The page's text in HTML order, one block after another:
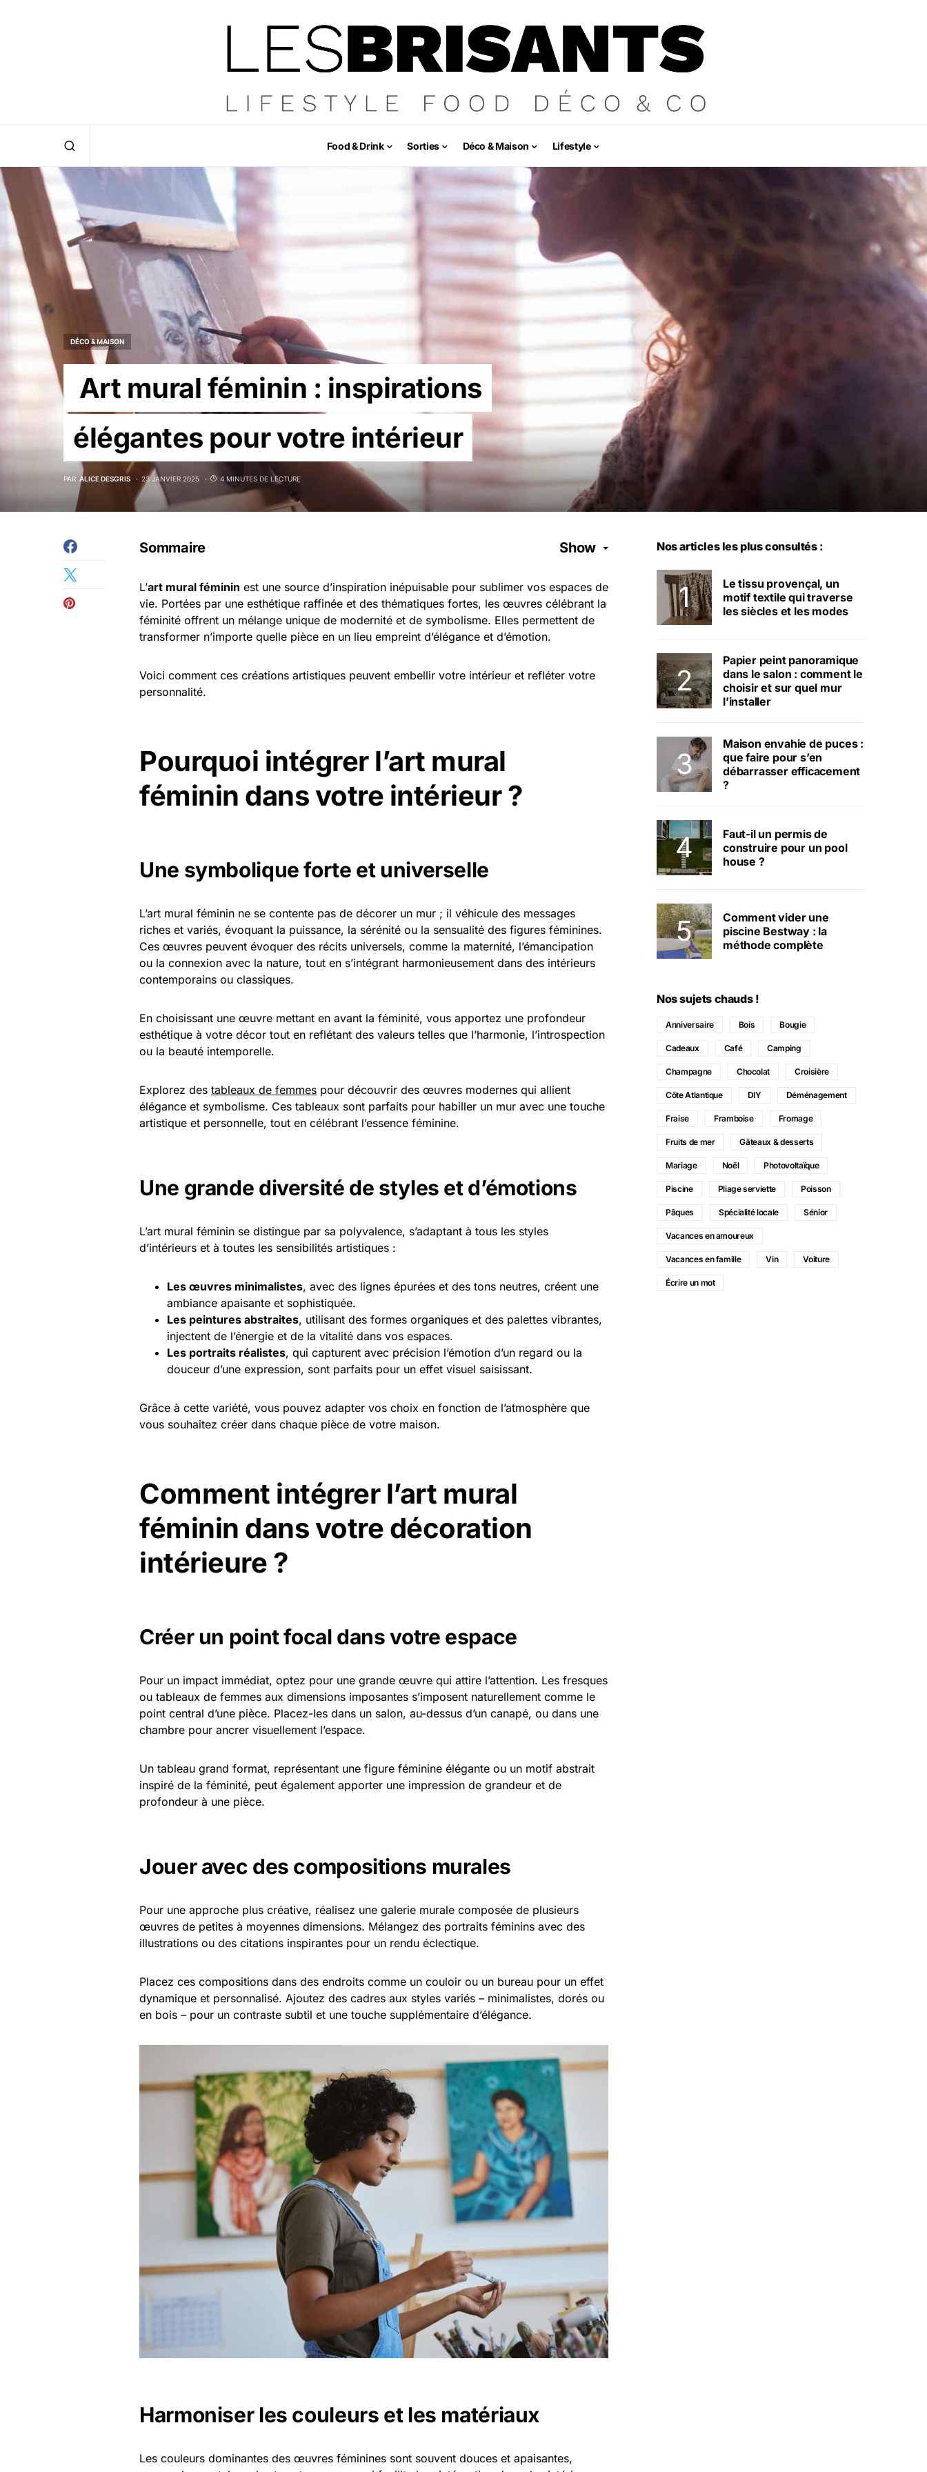
Food & Drink Sorties Déco & Maison Lifestyle
DÉCO & MAISON
Art mural féminin : inspirations
élégantes pour votre intérieur
PAR ALICE DESGRIS 23 JANVIER 2025 4 MINUTES DE LECTURE
Sommaire Show
L’art mural féminin est une source d’inspiration inépuisable pour sublimer vos espaces de
vie. Portées par une esthétique raffinée et des thématiques fortes, les œuvres célébrant la
féminité offrent un mélange unique de modernité et de symbolisme. Elles permettent de
transformer n’importe quelle pièce en un lieu empreint d’élégance et d’émotion.
Voici comment ces créations artistiques peuvent embellir votre intérieur et refléter votre
personnalité.
Pourquoi intégrer l’art mural
féminin dans votre intérieur ?
Une symbolique forte et universelle
L’art mural féminin ne se contente pas de décorer un mur ; il véhicule des messages
riches et variés, évoquant la puissance, la sérénité ou la sensualité des figures féminines.
Ces œuvres peuvent évoquer des récits universels, comme la maternité, l’émancipation
ou la connexion avec la nature, tout en s’intégrant harmonieusement dans des intérieurs
contemporains ou classiques.
En choisissant une œuvre mettant en avant la féminité, vous apportez une profondeur
esthétique à votre décor tout en reflétant des valeurs telles que l’harmonie, l’introspection
ou la beauté intemporelle.
Explorez des tableaux de femmes pour découvrir des œuvres modernes qui allient
élégance et symbolisme. Ces tableaux sont parfaits pour habiller un mur avec une touche
artistique et personnelle, tout en célébrant l’essence féminine.
Une grande diversité de styles et d’émotions
L’art mural féminin se distingue par sa polyvalence, s’adaptant à tous les styles
d’intérieurs et à toutes les sensibilités artistiques :
Les œuvres minimalistes, avec des lignes épurées et des tons neutres, créent une
ambiance apaisante et sophistiquée.
Les peintures abstraites, utilisant des formes organiques et des palettes vibrantes,
injectent de l’énergie et de la vitalité dans vos espaces.
Les portraits réalistes, qui capturent avec précision l’émotion d’un regard ou la
douceur d’une expression, sont parfaits pour un effet visuel saisissant.
Grâce à cette variété, vous pouvez adapter vos choix en fonction de l’atmosphère que
vous souhaitez créer dans chaque pièce de votre maison.
Comment intégrer l’art mural
féminin dans votre décoration
intérieure ?
Créer un point focal dans votre espace
Pour un impact immédiat, optez pour une grande œuvre qui attire l’attention. Les fresques
ou tableaux de femmes aux dimensions imposantes s’imposent naturellement comme le
point central d’une pièce. Placez-les dans un salon, au-dessus d’un canapé, ou dans une
chambre pour ancrer visuellement l’espace.
Un tableau grand format, représentant une figure féminine élégante ou un motif abstrait
inspiré de la féminité, peut également apporter une impression de grandeur et de
profondeur à une pièce.
Jouer avec des compositions murales
Pour une approche plus créative, réalisez une galerie murale composée de plusieurs
œuvres de petites à moyennes dimensions. Mélangez des portraits féminins avec des
illustrations ou des citations inspirantes pour un rendu éclectique.
Placez ces compositions dans des endroits comme un couloir ou un bureau pour un effet
dynamique et personnalisé. Ajoutez des cadres aux styles variés – minimalistes, dorés ou
en bois – pour un contraste subtil et une touche supplémentaire d’élégance.
Harmoniser les couleurs et les matériaux
Les couleurs dominantes des œuvres féminines sont souvent douces et apaisantes,
Nos articles les plus consultés :
Le tissu provençal, un
motif textile qui traverse
les siècles et les modes
Papier peint panoramique
dans le salon : comment le
choisir et sur quel mur
l’installer
Maison envahie de puces :
que faire pour s’en
débarrasser efficacement
?
Faut-il un permis de
construire pour un pool
house ?
Comment vider une
piscine Bestway : la
méthode complète
Nos sujets chauds !
Anniversaire Bois Bougie
Cadeaux Café Camping
Champagne Chocolat Croisière
Côte Atlantique DIY Déménagement
Fraise Framboise Fromage
Fruits de mer Gâteaux & desserts
Mariage Noël Photovoltaïque
Piscine Pliage serviette Poisson
Pâques Spécialité locale Sénior
Vacances en amoureux
Vacances en famille Vin Voiture
Écrire un mot